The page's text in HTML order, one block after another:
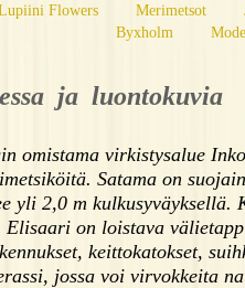
Flowers Merimetsot
Byxholm
omistama virkistysalue
Satama on
yli 2,0 m kulkusyväyksellä.
Elisaari on loistava
keittokatokset,
jossa voi virvokkeita
ja luontokuvia